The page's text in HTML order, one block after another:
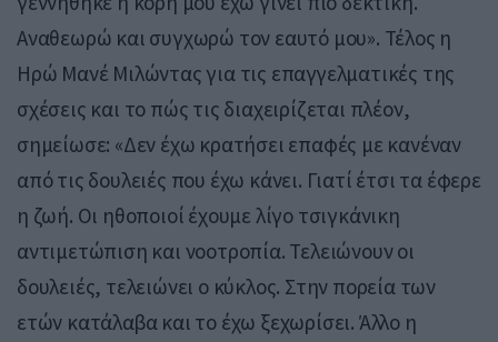
Αναθεωρώ και συγχωρώ τον εαυτό μου». Τέλος η
Ηρώ Μανέ Μιλώντας για τις επαγγελματικές της
σχέσεις και το πώς τις διαχειρίζεται πλέον,
σημείωσε: «Δεν έχω κρατήσει επαφές με κανέναν
από τις δουλειές που έχω κάνει. Γιατί έτσι τα έφερε
η ζωή. Οι ηθοποιοί έχουμε λίγο τσιγκάνικη
αντιμετώπιση και νοοτροπία. Τελειώνουν οι
δουλειές, τελειώνει ο κύκλος. Στην πορεία των
ετών κατάλαβα και το έχω ξεχωρίσει. Άλλο η